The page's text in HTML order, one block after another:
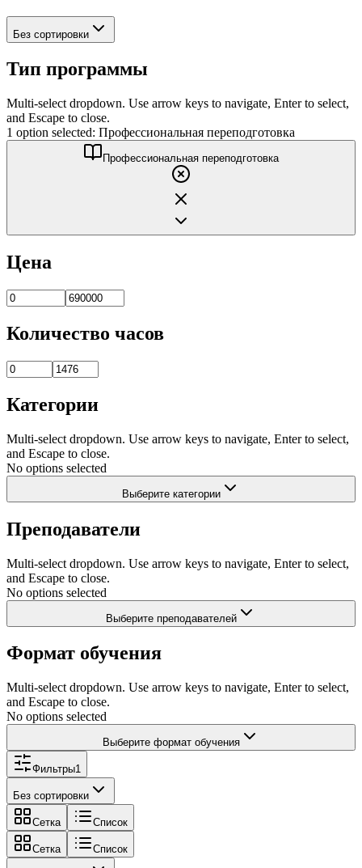
Без сортировки
Тип программы
Multi-select dropdown. Use arrow keys to navigate, Enter to select,
and Escape to close.
1 option selected: Профессиональная переподготовка
Профессиональная переподготовка
Цена
Количество часов
Категории
Multi-select dropdown. Use arrow keys to navigate, Enter to select,
and Escape to close.
No options selected
Выберите категории
Преподаватели
Multi-select dropdown. Use arrow keys to navigate, Enter to select,
and Escape to close.
No options selected
Выберите преподавателей
Формат обучения
Multi-select dropdown. Use arrow keys to navigate, Enter to select,
and Escape to close.
No options selected
Выберите формат обучения
Фильтры1
Без сортировки
Сетка Список
Сетка Список